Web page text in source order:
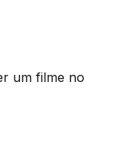
um filme no